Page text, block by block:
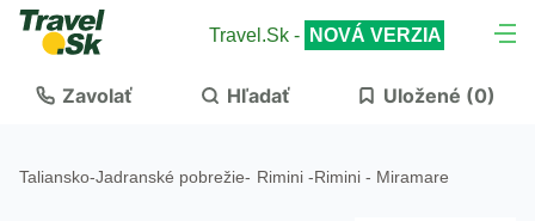
Travel.Sk - NOVÁ VERZIA
Zavolať Hľadať Uložené (0)
Taliansko-Jadranské pobrežie- Rimini -Rimini - Miramare